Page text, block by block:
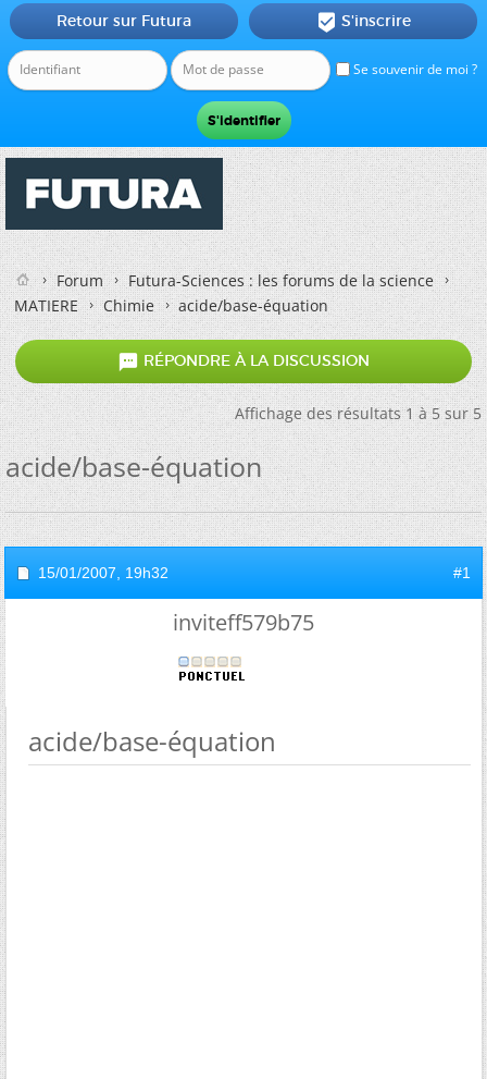
Se souvenir de moi ?
Retour sur Futura  S'inscrire
Forum
Futura-Sciences : les forums de la science
MATIERE
Chimie acide/base-équation
 RÉPONDRE À LA DISCUSSION
Affichage des résultats 1 à 5 sur 5
acide/base-équation
15/01/2007, 19h32 #1
inviteff579b75
acide/base-équation